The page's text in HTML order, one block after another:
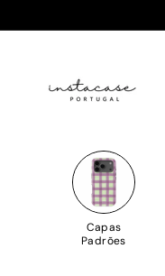
para
Capas
Padrões